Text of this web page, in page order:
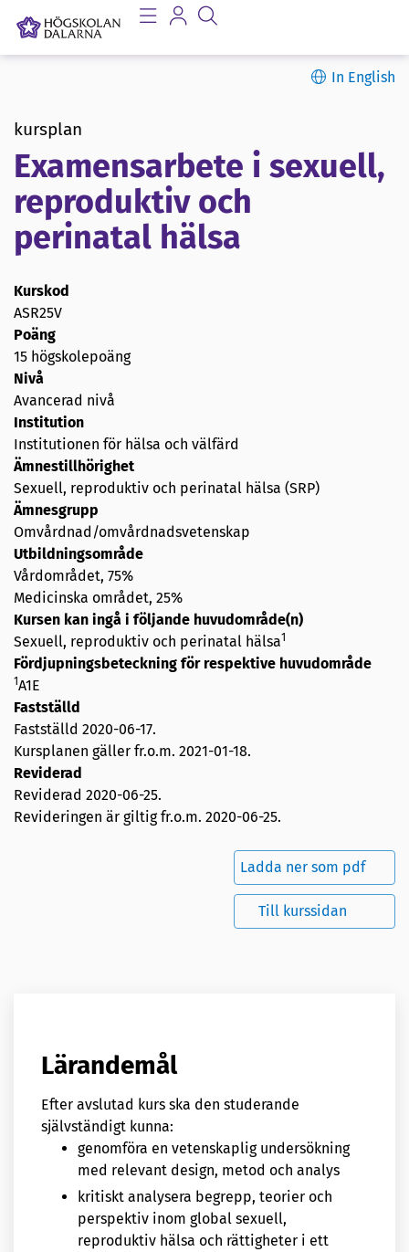
In English
kursplan
Examensarbete i sexuell,
reproduktiv och
perinatal hälsa
Kurskod
ASR25V
Poäng
15 högskolepoäng
Nivå
Avancerad nivå
Institution
Institutionen för hälsa och välfärd
Ämnestillhörighet
Sexuell, reproduktiv och perinatal hälsa (SRP)
Ämnesgrupp
Omvårdnad/omvårdnadsvetenskap
Utbildningsområde
Vårdområdet, 75%
Medicinska området, 25%
Kursen kan ingå i följande huvudområde(n)
Sexuell, reproduktiv och perinatal hälsa1
Fördjupningsbeteckning för respektive huvudområde
1A1E
Fastställd
Fastställd 2020-06-17.
Kursplanen gäller fr.o.m. 2021-01-18.
Reviderad
Reviderad 2020-06-25.
Revideringen är giltig fr.o.m. 2020-06-25.
Ladda ner som pdf
Till kurssidan
Lärandemål
Efter avslutad kurs ska den studerande
självständigt kunna:
genomföra en vetenskaplig undersökning
med relevant design, metod och analys
kritiskt analysera begrepp, teorier och
perspektiv inom global sexuell,
reproduktiv hälsa och rättigheter i ett